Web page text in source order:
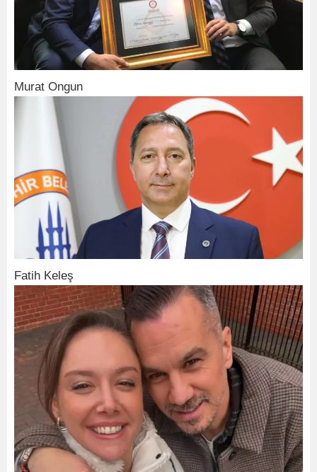
Murat Ongun
Fatih Keleş